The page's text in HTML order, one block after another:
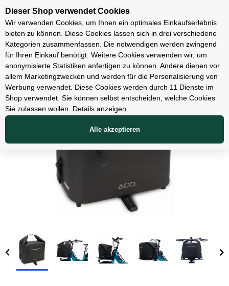
Unsere Filialen
Zubehör
Dieser Shop verwendet Cookies
Wir verwenden Cookies, um Ihnen ein optimales Einkaufserlebnis
bieten zu können. Diese Cookies lassen sich in drei verschiedene
Kategorien zusammenfassen. Die notwendigen werden zwingend
für Ihren Einkauf benötigt. Weitere Cookies verwenden wir, um
anonymisierte Statistiken anfertigen zu können. Andere dienen vor
allem Marketingzwecken und werden für die Personalisierung von
Werbung verwendet. Diese Cookies werden durch 11 Dienste im
Shop verwendet. Sie können selbst entscheiden, welche Cookies
Sie zulassen wollen.
Details anzeigen
Alle akzeptieren